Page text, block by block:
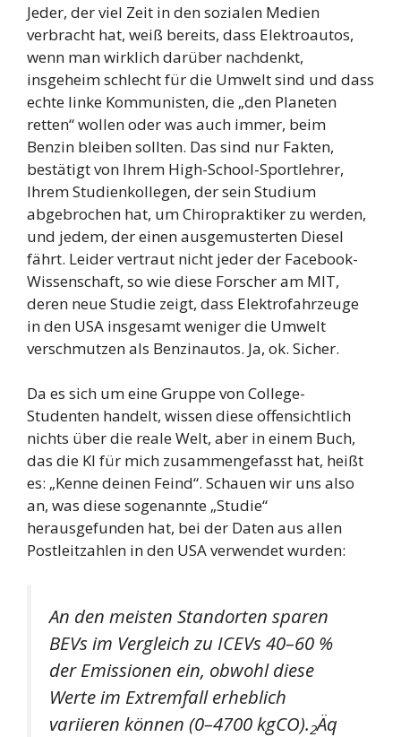
Jeder, der viel Zeit in den sozialen Medien
verbracht hat, weiß bereits, dass Elektroautos,
wenn man wirklich darüber nachdenkt,
insgeheim schlecht für die Umwelt sind und dass
echte linke Kommunisten, die „den Planeten
retten“ wollen oder was auch immer, beim
Benzin bleiben sollten. Das sind nur Fakten,
bestätigt von Ihrem High-School-Sportlehrer,
Ihrem Studienkollegen, der sein Studium
abgebrochen hat, um Chiropraktiker zu werden,
und jedem, der einen ausgemusterten Diesel
fährt. Leider vertraut nicht jeder der Facebook-
Wissenschaft, so wie diese Forscher am MIT,
deren neue Studie zeigt, dass Elektrofahrzeuge
in den USA insgesamt weniger die Umwelt
verschmutzen als Benzinautos. Ja, ok. Sicher.
Da es sich um eine Gruppe von College-
Studenten handelt, wissen diese offensichtlich
nichts über die reale Welt, aber in einem Buch,
das die KI für mich zusammengefasst hat, heißt
es: „Kenne deinen Feind“. Schauen wir uns also
an, was diese sogenannte „Studie“
herausgefunden hat, bei der Daten aus allen
Postleitzahlen in den USA verwendet wurden:
An den meisten Standorten sparen
BEVs im Vergleich zu ICEVs 40–60 %
der Emissionen ein, obwohl diese
Werte im Extremfall erheblich
variieren können (0–4700 kgCO).2Äq